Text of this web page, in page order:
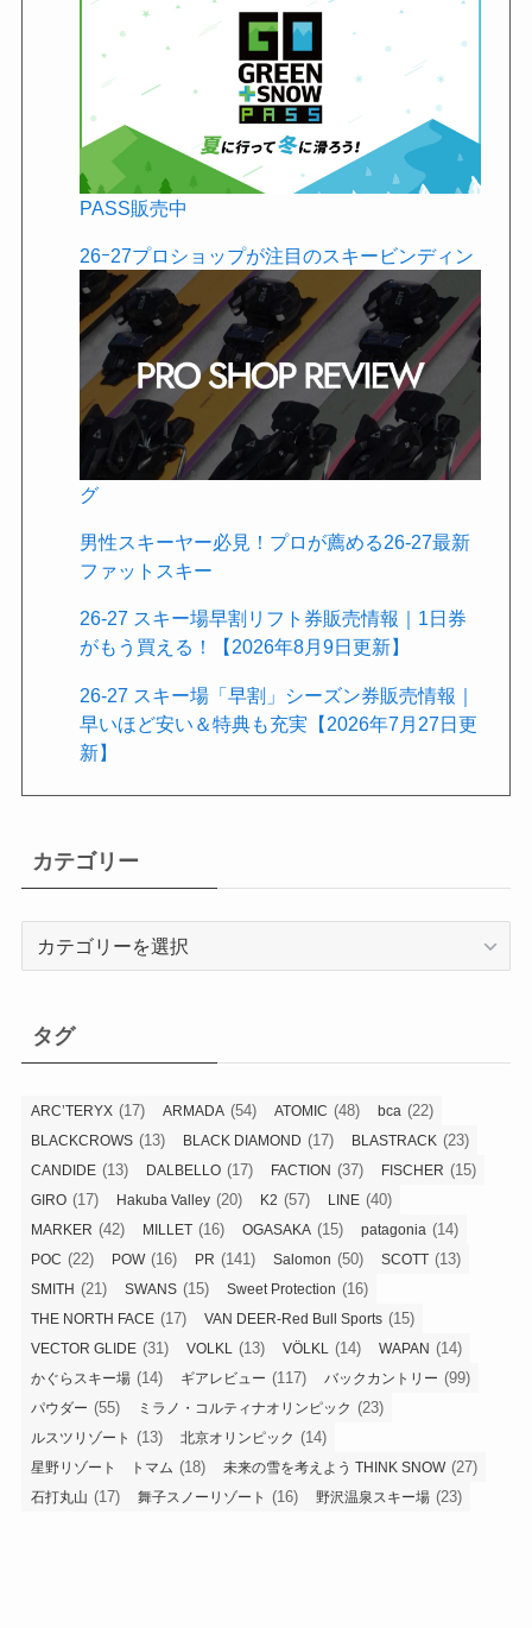
PASS販売中
26ｰ27プロショップが注目のスキービンディン
グ
男性スキーヤー必見！プロが薦める26-27最新
ファットスキー
26-27 スキー場早割リフト券販売情報｜1日券
がもう買える！【2026年8月9日更新】
26-27 スキー場「早割」シーズン券販売情報｜
早いほど安い＆特典も充実【2026年7月27日更
新】
カテゴリー
ー
タグ
ARC’TERYX (17) ARMADA (54) ATOMIC (48) bca (22)
BLACKCROWS (13) BLACK DIAMOND (17) BLASTRACK (23)
CANDIDE (13) DALBELLO (17) FACTION (37) FISCHER (15)
GIRO (17) Hakuba Valley (20) K2 (57) LINE (40)
MARKER (42) MILLET (16) OGASAKA (15) patagonia (14)
POC (22) POW(16) PR (141) Salomon (50) SCOTT (13)
SMITH (21) SWANS (15) Sweet Protection (16)
THE NORTH FACE (17) VAN DEER-Red Bull Sports (15)
VECTOR GLIDE (31) VOLKL (13) VÖLKL (14) WAPAN (14)
かぐらスキー場 (14) ギアレビュー (117) バックカントリー (99)
パウダー (55) ミラノ・コルティナオリンピック (23)
ルスツリゾート (13) 北京オリンピック (14)
星野リゾート トマム (18) 未来の雪を考えよう THINK SNOW(27)
石打丸山 (17) 舞子スノーリゾート (16) 野沢温泉スキー場 (23)